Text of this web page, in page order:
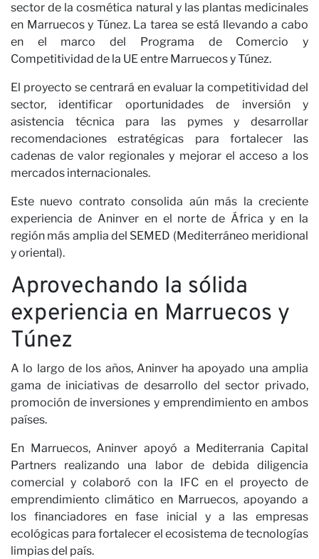
sector de la cosmética natural y las plantas medicinales
en Marruecos y Túnez. La tarea se está llevando a cabo
en el marco del Programa de Comercio y
Competitividad de la UE entre Marruecos y Túnez.
El proyecto se centrará en evaluar la competitividad del
sector, identificar oportunidades de inversión y
asistencia técnica para las pymes y desarrollar
recomendaciones estratégicas para fortalecer las
cadenas de valor regionales y mejorar el acceso a los
mercados internacionales.
Este nuevo contrato consolida aún más la creciente
experiencia de Aninver en el norte de África y en la
región más amplia del SEMED (Mediterráneo meridional
y oriental).
Aprovechando la sólida
experiencia en Marruecos y
Túnez
A lo largo de los años, Aninver ha apoyado una amplia
gama de iniciativas de desarrollo del sector privado,
promoción de inversiones y emprendimiento en ambos
países.
En Marruecos, Aninver apoyó a Mediterrania Capital
Partners realizando una labor de debida diligencia
comercial y colaboró con la IFC en el proyecto de
emprendimiento climático en Marruecos, apoyando a
los financiadores en fase inicial y a las empresas
ecológicas para fortalecer el ecosistema de tecnologías
limpias del país.
ÚNETE A NUESTRO
BOLETÍN
×
Nombre
Apellido
Correo electrónico
He leído y acepto la Política de Privacidad*
SUSCRÍBETE